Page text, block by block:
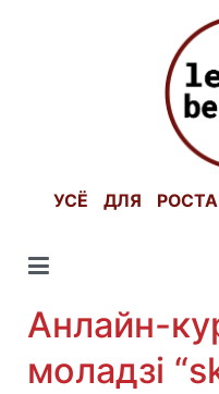
УСЁ ДЛЯ
Анлайн-
моладзі